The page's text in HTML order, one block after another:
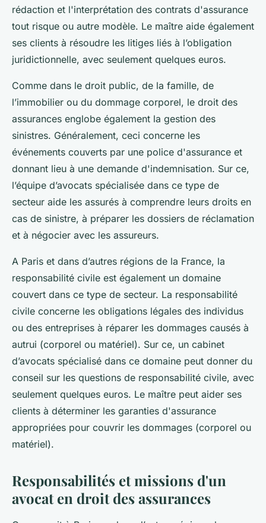
rédaction et l'interprétation des contrats d'assurance
tout risque ou autre modèle. Le maître aide également
ses clients à résoudre les litiges liés à l’obligation
juridictionnelle, avec seulement quelques euros.
Comme dans le droit public, de la famille, de
l’immobilier ou du dommage corporel, le droit des
assurances englobe également la gestion des
sinistres. Généralement, ceci concerne les
événements couverts par une police d'assurance et
donnant lieu à une demande d'indemnisation. Sur ce,
l’équipe d’avocats spécialisée dans ce type de
secteur aide les assurés à comprendre leurs droits en
cas de sinistre, à préparer les dossiers de réclamation
et à négocier avec les assureurs.
A Paris et dans d’autres régions de la France, la
responsabilité civile est également un domaine
couvert dans ce type de secteur. La responsabilité
civile concerne les obligations légales des individus
ou des entreprises à réparer les dommages causés à
autrui (corporel ou matériel). Sur ce, un cabinet
d’avocats spécialisé dans ce domaine peut donner du
conseil sur les questions de responsabilité civile, avec
seulement quelques euros. Le maître peut aider ses
clients à déterminer les garanties d'assurance
appropriées pour couvrir les dommages (corporel ou
matériel).
Responsabilités et missions d'un
avocat en droit des assurances